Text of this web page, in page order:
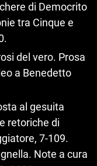
di Democrito
tra Cinque e
del vero. Prosa
a Benedetto
al gesuita
retoriche di
7‑109.
Note a cura